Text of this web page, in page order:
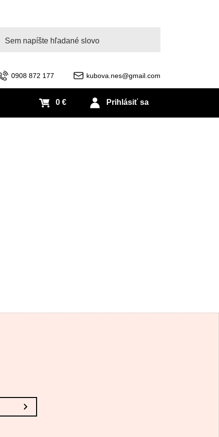
0908 872 177 kubova.nes@gmail.com
Prihlásiť sa
0 €